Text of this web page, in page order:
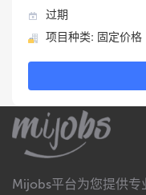
过期
项目种类: 固定价格
Mijobs平台为您提供专